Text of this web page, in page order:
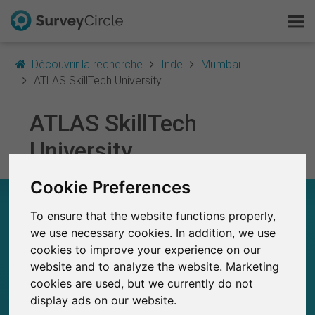
Cookie Preferences
To ensure that the website functions properly,
we use necessary cookies. In addition, we use
cookies to improve your experience on our
website and to analyze the website. Marketing
cookies are used, but we currently do not
display ads on our website.
Découvrir la recherche Inde
Mumbai
ATLAS SkillTech University
ATLAS SkillTech
University
D'ŒIL
0
Études publiées jusqu'à présent sur
SurveyCircle
0
Études récemment publiées sur
SurveyCircle
C'est SurveyCircle
Survey Ranking
Explorer la recherche
FAQ
S'inscrire gratuitement
S'inscrire